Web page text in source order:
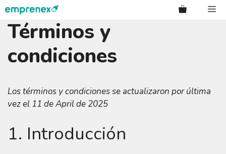
Saltar
contenido
Términos y
condiciones
Los términos y condiciones se actualizaron por última
vez el 11 de April de 2025
1. Introducción